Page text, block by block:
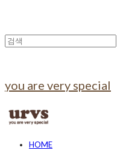
you are very special
HOME